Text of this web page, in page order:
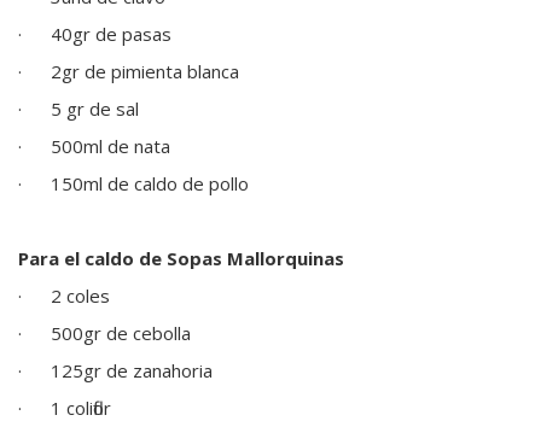
· 40gr de pasas
· 2gr de pimienta blanca
· 5 gr de sal
· 500ml de nata
· 150ml de caldo de pollo
Para el caldo de Sopas Mallorquinas
· 2 coles
· 500gr de cebolla
· 125gr de zanahoria
· 1 coliflor